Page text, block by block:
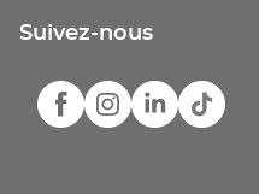
Suivez-nous